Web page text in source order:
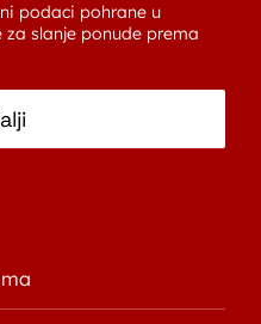
podaci pohrane u
slanje ponude prema